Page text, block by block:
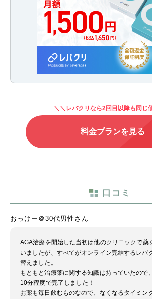
＼＼レバクリなら2回目以降も同じ
料金プランを見る
口コミ
おっけー＠30代男性さん
AGA治療を開始した当初は他のクリニックで薬
いましたが、すべてがオンライン完結するレバ
替えました。
もともと治療薬に関する知識は持っていたので
10分程度で完了しました！
お薬も毎日飲むものなので、なくなるタイミン